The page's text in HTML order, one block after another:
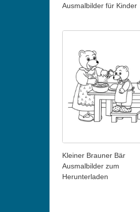
Ausmalbilder für Kinder
Kleiner Brauner Bär
Ausmalbilder zum
Herunterladen